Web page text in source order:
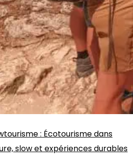
: Écotourisme dans
slow et expériences durables